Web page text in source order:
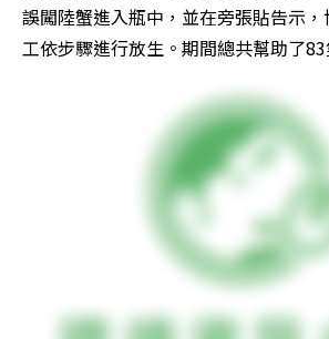
誤闖陸蟹進入瓶中，並在旁張貼告示
工依步驟進行放生。期間總共幫助了